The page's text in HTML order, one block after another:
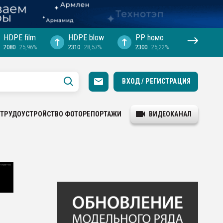
HDPE film
2080 25,96%
HDPE blow
2310 28,57%
PP hомо
2300 25,22%
ВХОД / РЕГИСТРАЦИЯ
ТРУДОУСТРОЙСТВО ФОТОРЕПОРТАЖИ ВИДЕОКАНАЛ